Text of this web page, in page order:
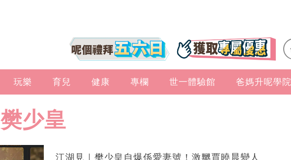
玩樂 育兒 健康 專欄 世一體驗館 爸媽升呢學院
樊少皇
江湖見｜樊少皇自爆係愛妻號！激嬲賈曉晨變人